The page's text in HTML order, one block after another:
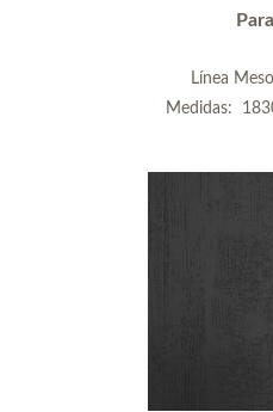
Línea
Medidas: